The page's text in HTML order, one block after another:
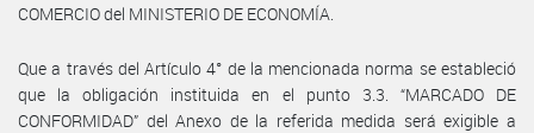
COMERCIO del MINISTERIO DE ECONOMÍA.
Que a través del Artículo 4° de la mencionada norma se estableció
que la obligación instituida en el punto 3.3. “MARCADO DE
CONFORMIDAD” del Anexo de la referida medida será exigible a